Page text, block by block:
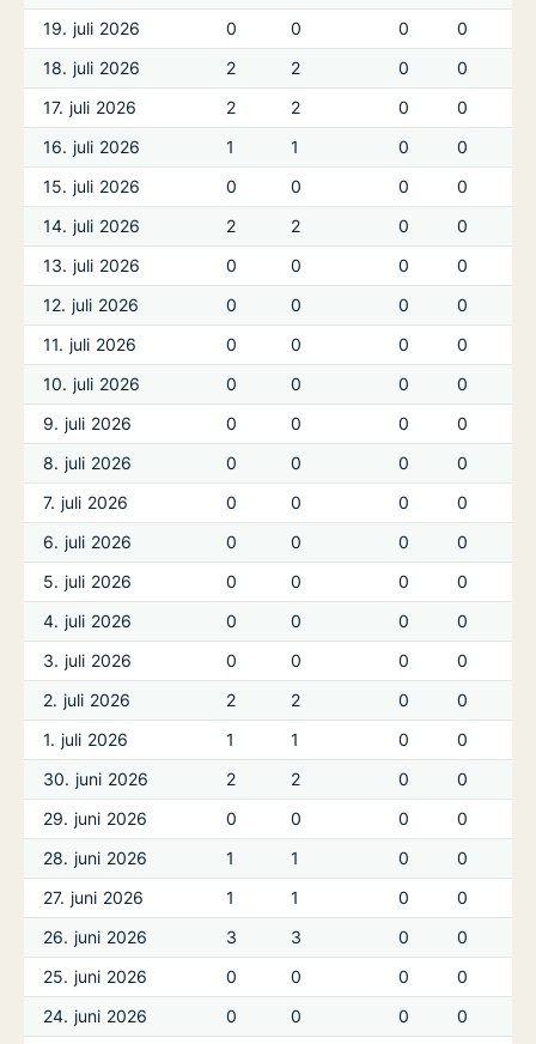
19. juli 2026
0 0 0
0
18. juli 2026
2 2 0
0
17. juli 2026
2 2 0
0
16. juli 2026
1 1 0
0
15. juli 2026
0 0 0
0
14. juli 2026
2 2 0
0
13. juli 2026
0 0 0
0
12. juli 2026
0 0 0
0
11. juli 2026
0 0 0
0
10. juli 2026
0 0 0
0
9. juli 2026
0 0 0
0
8. juli 2026
0 0 0
0
7. juli 2026
0 0 0
0
6. juli 2026
0 0 0
0
5. juli 2026
0 0 0
0
4. juli 2026
0 0 0
0
3. juli 2026
0 0 0
0
2. juli 2026
2 2 0
0
1. juli 2026
1 1 0
0
30. juni 2026
2 2 0
0
29. juni 2026
0 0 0
0
28. juni 2026
1 1 0
0
27. juni 2026
1 1 0
0
26. juni 2026
3 3 0
0
25. juni 2026
0 0 0
0
24. juni 2026
0 0 0 0